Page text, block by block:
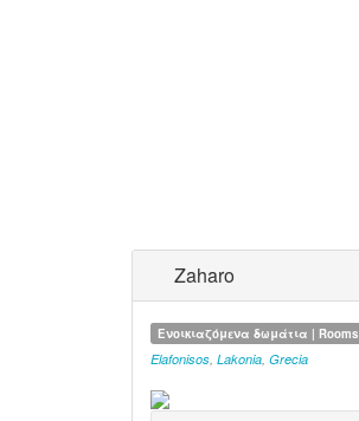
Zaharo
Ενοικιαζόμενα δωμάτια |
Elafonisos, Lakonia, Grecia